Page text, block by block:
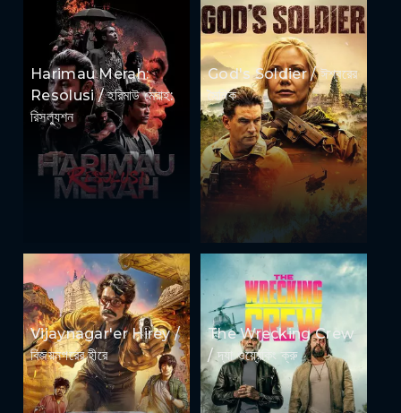
Harimau Merah:
Resolusi / হরিমাউ মেরাহ:
রিসল্যুশন
God's Soldier / ঈশ্বরের
সৈনিক
Vijaynagar'er Hirey /
বিজয়নগরের হীরে
The Wrecking Crew
/ দ্যা ওয়্রেকিং ক্রু